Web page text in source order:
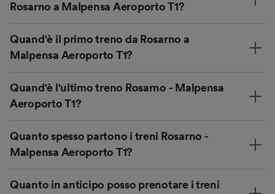
Rosarno a Malpensa Aeroporto T1?
Quand'è il primo treno da Rosarno a
Malpensa Aeroporto T1?
Quand'è l'ultimo treno Rosarno - Malpensa
Aeroporto T1?
Quanto spesso partono i treni Rosarno -
Malpensa Aeroporto T1?
Quanto in anticipo posso prenotare i treni